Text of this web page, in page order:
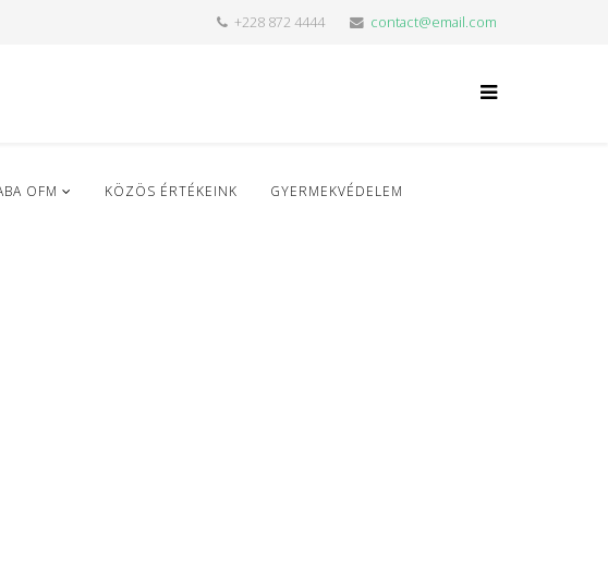
+228 872 4444 contact@email.com
OFM KÖZÖS ÉRTÉKEINK GYERMEKVÉDELEM